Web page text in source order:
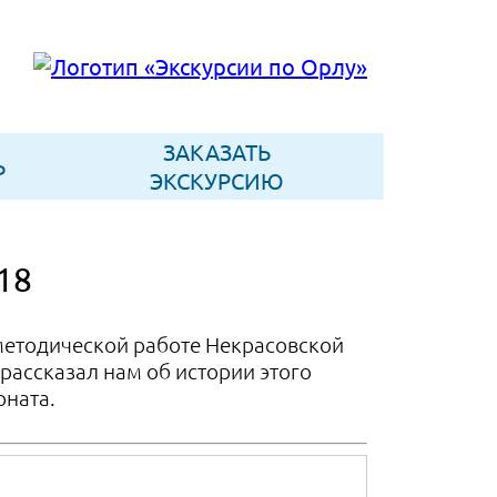
ЗАКАЗАТЬ
ЭКСКУРСИЮ
работе Некрасовской
нам об истории этого